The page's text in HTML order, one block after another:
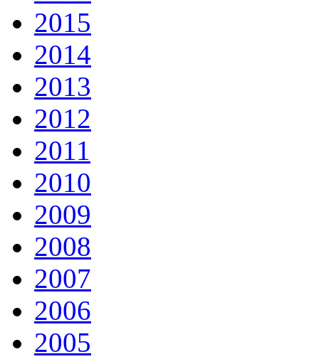
2015
2014
2013
2012
2011
2010
2009
2008
2007
2006
2005